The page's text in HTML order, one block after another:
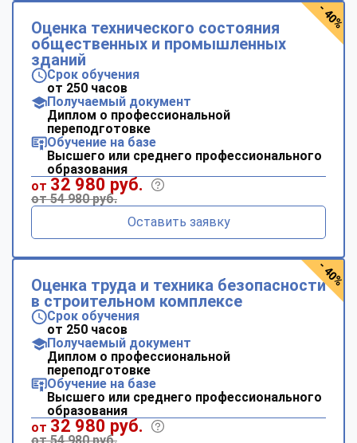
Оценка технического состояния
общественных и промышленных
зданий
Срок обучения
от 250 часов
Получаемый документ
Диплом о профессиональной
переподготовке
Обучение на базе
Высшего или среднего профессионального
образования
от 32 980 руб.
от 54 980 руб.
Оставить заявку
- 40%
Оценка труда и техника безопасности
в строительном комплексе
Срок обучения
от 250 часов
Получаемый документ
Диплом о профессиональной
переподготовке
Обучение на базе
Высшего или среднего профессионального
образования
от 32 980 руб.
- 40%